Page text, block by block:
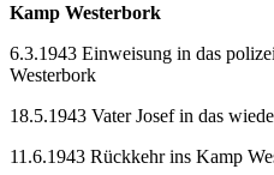
Kamp Westerbork
6.3.1943 Einweisung in das
Westerbork
18.5.1943 Vater Josef in das
11.6.1943 Rückkehr ins Kamp